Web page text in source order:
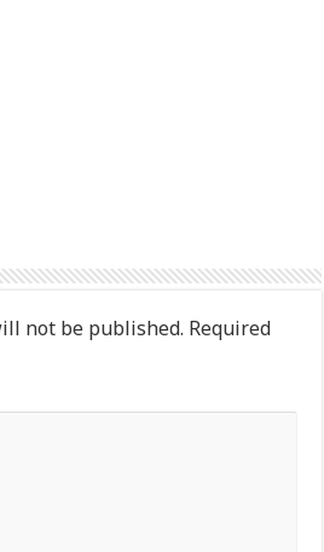
not be published. Required